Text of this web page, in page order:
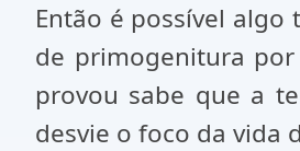
Então é possível
de primogenitura
provou sabe que a
desvie o foco da vida